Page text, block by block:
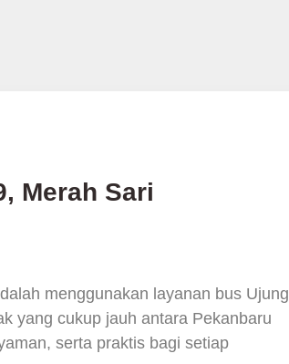
Merah Sari
menggunakan layanan bus Ujung
yang cukup jauh antara Pekanbaru
serta praktis bagi setiap